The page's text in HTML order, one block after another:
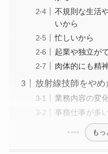
不規則な生活
いから
忙しいから
起業や独立が
肉体的にも精
放射線技師をやめ
業務内容の変
事務仕事が多
もっ